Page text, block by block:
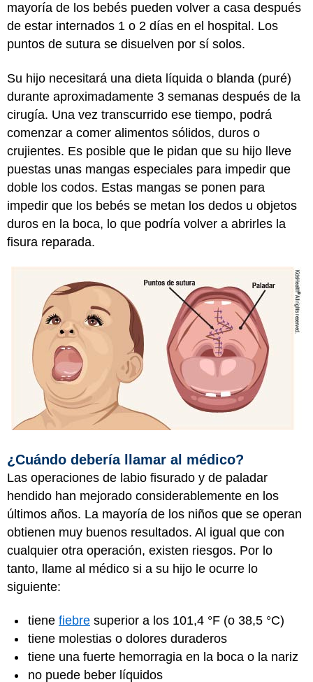
mayoría de los bebés pueden volver a casa después
de estar internados 1 o 2 días en el hospital. Los
puntos de sutura se disuelven por sí solos.
Su hijo necesitará una dieta líquida o blanda (puré)
durante aproximadamente 3 semanas después de la
cirugía. Una vez transcurrido ese tiempo, podrá
comenzar a comer alimentos sólidos, duros o
crujientes. Es posible que le pidan que su hijo lleve
puestas unas mangas especiales para impedir que
doble los codos. Estas mangas se ponen para
impedir que los bebés se metan los dedos u objetos
duros en la boca, lo que podría volver a abrirles la
fisura reparada.
¿Cuándo debería llamar al médico?
Las operaciones de labio fisurado y de paladar
hendido han mejorado considerablemente en los
últimos años. La mayoría de los niños que se operan
obtienen muy buenos resultados. Al igual que con
cualquier otra operación, existen riesgos. Por lo
tanto, llame al médico si a su hijo le ocurre lo
siguiente:
tiene fiebre superior a los 101,4 °F (o 38,5 °C)
tiene molestias o dolores duraderos
tiene una fuerte hemorragia en la boca o la nariz
no puede beber líquidos